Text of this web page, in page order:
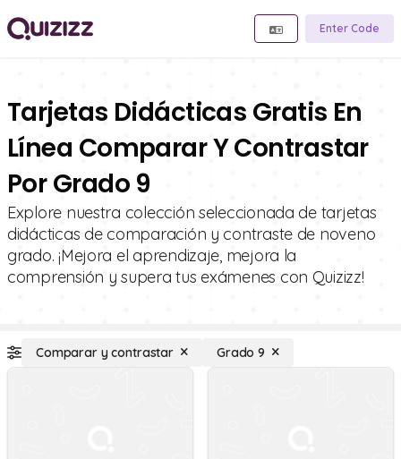
Enter Code
Tarjetas Didácticas Gratis En
Línea Comparar Y Contrastar
Por Grado 9
Explore nuestra colección seleccionada de tarjetas
didácticas de comparación y contraste de noveno
grado. ¡Mejora el aprendizaje, mejora la
comprensión y supera tus exámenes con Quizizz!
Comparar y contrastar Grado 9